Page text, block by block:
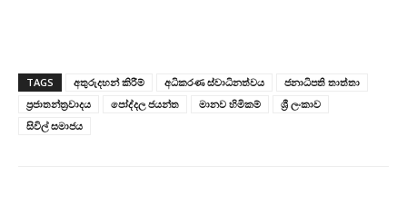
TAGS අතුරුදහන් කිරීම් අධිකරණ ස්වාධිනත්වය
ජනාධිපති තාත්තා
ප්‍රජාතන්ත්‍රවාදය
පෝද්දල ජයන්ත මානව හිමිකම්
ශ්‍රී ලංකාව
සිවිල් සමාජය